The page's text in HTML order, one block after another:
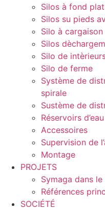
Silos à fond
Silos su pieds
Silo à cargaison
Silos
Silo de
Silo de ferme
Système de
spirale
Sustème de
Réservoirs d’eau
Accessoires
Supervision de
Montage
PROJETS
Symaga dans
Références
SOCIÉTÉ